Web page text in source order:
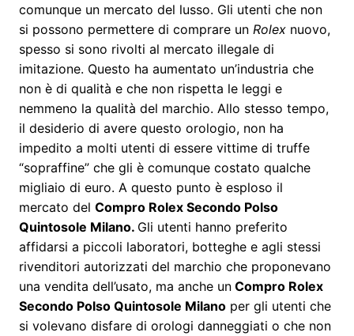
comunque un mercato del lusso. Gli utenti che non
si possono permettere di comprare un Rolex nuovo,
spesso si sono rivolti al mercato illegale di
imitazione. Questo ha aumentato un’industria che
non è di qualità e che non rispetta le leggi e
nemmeno la qualità del marchio. Allo stesso tempo,
il desiderio di avere questo orologio, non ha
impedito a molti utenti di essere vittime di truffe
“sopraffine” che gli è comunque costato qualche
migliaio di euro. A questo punto è esploso il
mercato del Compro Rolex Secondo Polso
Quintosole Milano. Gli utenti hanno preferito
affidarsi a piccoli laboratori, botteghe e agli stessi
rivenditori autorizzati del marchio che proponevano
una vendita dell’usato, ma anche un Compro Rolex
Secondo Polso Quintosole Milano per gli utenti che
si volevano disfare di orologi danneggiati o che non